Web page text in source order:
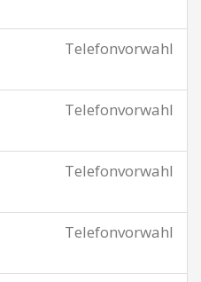
Telefonvorwahl
Telefonvorwahl
Telefonvorwahl
Telefonvorwahl